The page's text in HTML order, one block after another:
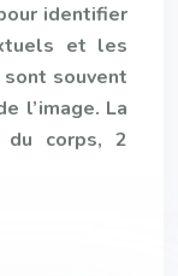
identifier
et les
souvent
l’image. La
corps, 2